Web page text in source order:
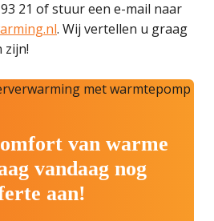
21 of stuur een e-mail naar
. Wij vertellen u graag
zijn!
van warme
vandaag nog
aan!